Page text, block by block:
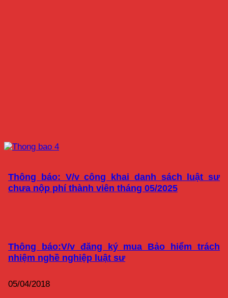
Thông báo: V/v công khai danh sách luật sư
chưa nộp phí thành viên tháng 05/2025
Thông báo:V/v đăng ký mua Bảo hiểm trách
nhiệm nghề nghiệp luật sư
05/04/2018